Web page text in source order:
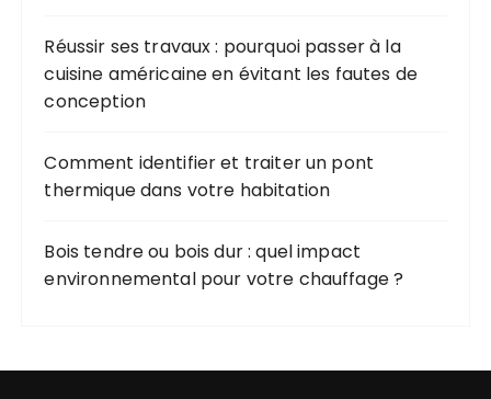
Réussir ses travaux : pourquoi passer à la
cuisine américaine en évitant les fautes de
conception
Comment identifier et traiter un pont
thermique dans votre habitation
Bois tendre ou bois dur : quel impact
environnemental pour votre chauffage ?